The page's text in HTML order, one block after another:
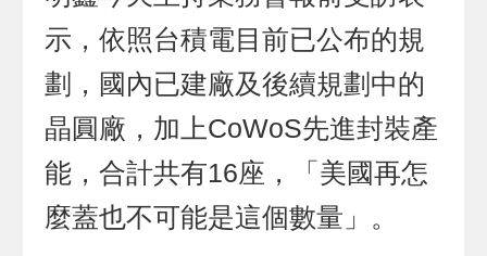
示，依照台積電目前已公布的規
劃，國內已建廠及後續規劃中的
晶圓廠，加上CoWoS先進封裝產
能，合計共有16座，「美國再怎
麼蓋也不可能是這個數量」。